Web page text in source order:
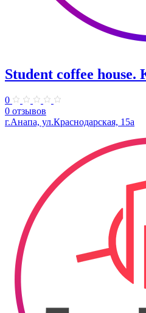
Student coffee house.
0
0 отзывов
г.Анапа, ул.Краснодарская, 15а